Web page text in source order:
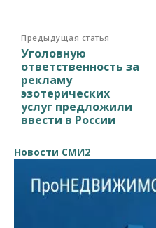
Предыдущая статья
Уголовную
ответственность за
рекламу
эзотерических
услуг предложили
ввести в России
Новости СМИ2